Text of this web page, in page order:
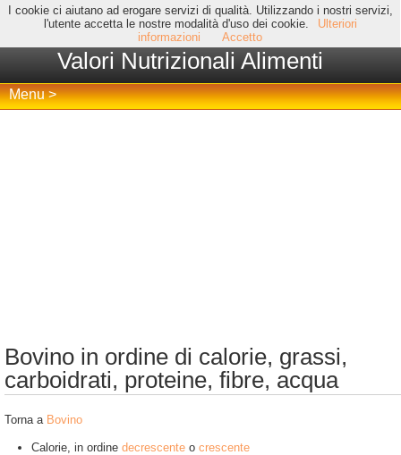
I cookie ci aiutano ad erogare servizi di qualità. Utilizzando i nostri servizi,
l'utente accetta le nostre modalità d'uso dei cookie.
Ulteriori
informazioni
Accetto
Valori Nutrizionali Alimenti
Menu >
Bovino in ordine di calorie, grassi,
carboidrati, proteine, fibre, acqua
Torna a Bovino
Calorie, in ordine decrescente o crescente